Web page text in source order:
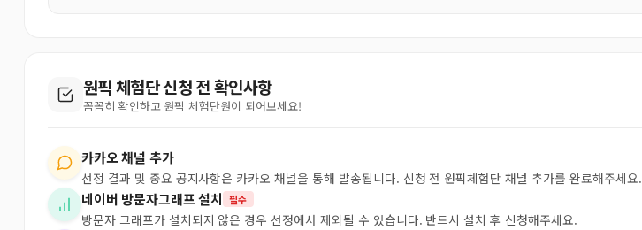
원픽 체험단 신청 전 확인사항
꼼꼼히 확인하고 원픽 체험단원이 되어보세요!
카카오 채널 추가
선정 결과 및 중요 공지사항은 카카오 채널을 통해 발송됩니다. 신청 전 원픽체험단 채널 추가를 완료해주세요.
네이버 방문자그래프 설치 필수
방문자 그래프가 설치되지 않은 경우 선정에서 제외될 수 있습니다. 반드시 설치 후 신청해주세요.